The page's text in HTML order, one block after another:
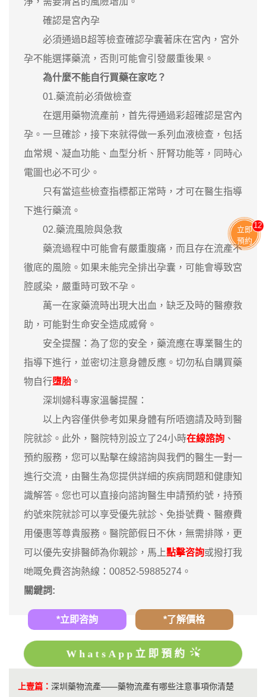
確認是宮內孕
必須通過B超等檢查確認孕囊著床在宮內，宮外
孕不能選擇藥流，否則可能會引發嚴重後果。
為什麼不能自行買藥在家吃？
01.藥流前必須做檢查
在選用藥物流產前，首先得通過彩超確認是宮內
孕。一旦確診，接下來就得做一系列血液檢查，包括
血常規、凝血功能、血型分析、肝腎功能等，同時心
電圖也必不可少。
只有當這些檢查指標都正常時，才可在醫生指導
下進行藥流。
02.藥流風險與急救
藥流過程中可能會有嚴重腹痛，而且存在流產不
徹底的風險。如果未能完全排出孕囊，可能會導致宮
腔感染，嚴重時可致不孕。
萬一在家藥流時出現大出血，缺乏及時的醫療救
助，可能對生命安全造成威脅。
安全提醒：為了您的安全，藥流應在專業醫生的
指導下進行，並密切注意身體反應。切勿私自購買藥
物自行墮胎 。
深圳婦科專家溫馨提醒：
以上內容僅供參考如果身體有所唔適請及時到醫
院就診。此外，醫院特別設立了24小時在線諮詢 、
預約服務，您可以點擊在線諮詢與我們的醫生一對一
進行交流，由醫生為您提供詳細的疾病問題和健康知
識解答。您也可以直接向諮詢醫生申請預約號，持預
約號來院就診可以享受優先就診、免掛號費、醫療費
用優惠等尊貴服務。醫院節假日不休，無需排隊，更
可以優先安排醫師為你親診，馬上點擊咨詢或撥打我
哋嘅免費咨詢熱線：00852-59885274。
關鍵詞:
*立即咨詢 *了解價格
WhatsApp立即預約
上壹篇： 深圳藥物流產——藥物流產有哪些注意事項你清楚
立即
預約
13